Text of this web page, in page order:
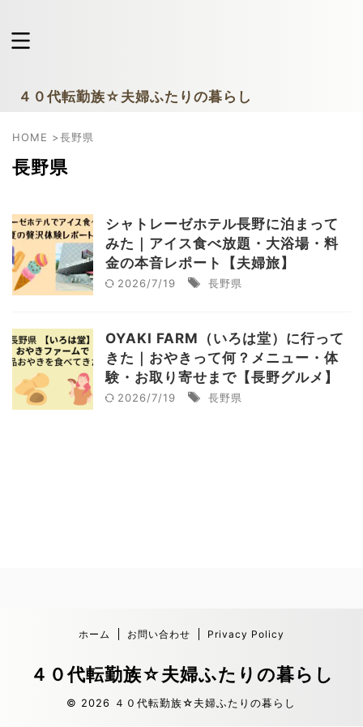
４０代転勤族☆夫婦ふたりの暮らし
HOME >長野県
長野県
シャトレーゼホテル長野に泊まって
みた｜アイス食べ放題・大浴場・料
金の本音レポート【夫婦旅】
2026/7/19 長野県
OYAKI FARM（いろは堂）に行って
きた｜おやきって何？メニュー・体
験・お取り寄せまで【長野グルメ】
2026/7/19 長野県
ホーム お問い合わせ Privacy Policy
４０代転勤族☆夫婦ふたりの暮らし
© 2026 ４０代転勤族☆夫婦ふたりの暮らし